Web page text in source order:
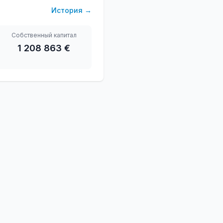
История →
Собственный капитал
1 208 863 €